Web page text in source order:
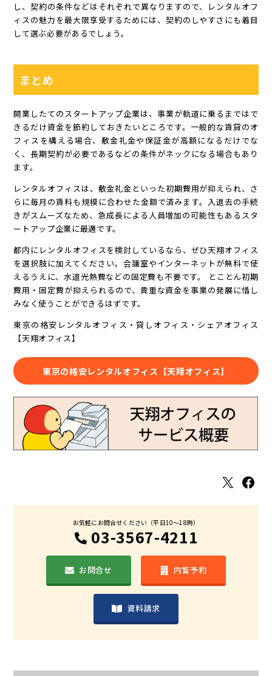
し、契約の条件などはそれぞれで異なりますので、レンタルオフ
ィスの魅力を最大限享受するためには、契約のしやすさにも着目
して選ぶ必要があるでしょう。
まとめ
開業したてのスタートアップ企業は、事業が軌道に乗るまではで
きるだけ資金を節約しておきたいところです。一般的な賃貸のオ
フィスを構える場合、敷金礼金や保証金が高額になるだけでな
く、長期契約が必要であるなどの条件がネックになる場合もあり
ます。
レンタルオフィスは、敷金礼金といった初期費用が抑えられ、さ
らに毎月の賃料も規模に合わせた金額で済みます。入退去の手続
きがスムーズなため、急成長による人員増加の可能性もあるスタ
ートアップ企業に最適です。
都内にレンタルオフィスを検討しているなら、ぜひ天翔オフィス
を選択肢に加えてください。会議室やインターネットが無料で使
えるうえに、水道光熱費などの固定費も不要です。 とことん初期
費用・固定費が抑えられるので、貴重な資金を事業の発展に惜し
みなく使うことができるはずです。
東京の格安レンタルオフィス・貸しオフィス・シェアオフィス
【天翔オフィス】
東京の格安レンタルオフィス【天翔オフィス】
X Facebook
お気軽にお問合せください（平日10〜18時）
03-3567-4211
お問合せ 内覧予約
資料請求